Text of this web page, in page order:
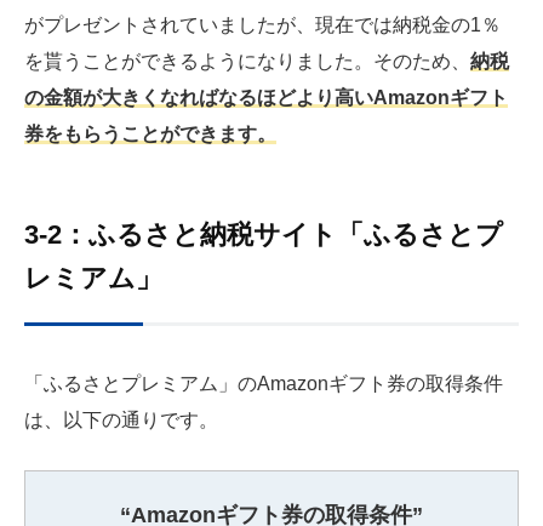
がプレゼントされていましたが、現在では納税金の1％
を貰うことができるようになりました。そのため、 納税
の金額が大きくなればなるほどより高いAmazonギフト
券をもらうことができます。
3-2：ふるさと納税サイト「ふるさとプ
レミアム」
「ふるさとプレミアム」のAmazonギフト券の取得条件
は、以下の通りです。
“Amazonギフト券の取得条件”